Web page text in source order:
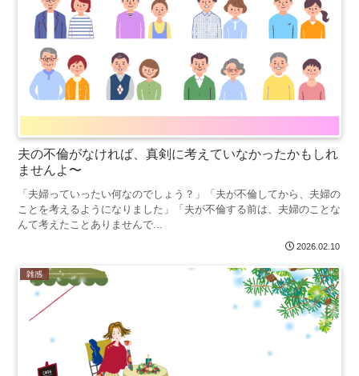
夫の不倫がなければ、真剣に考えていなかったかもしれ
ませんよ〜
「夫婦っていったい何なのでしょう？」「夫が不倫してから、夫婦の
ことを考えるようになりました」「夫が不倫する前は、夫婦のことな
んて考えたことありませんで...
2026.02.10
雑感